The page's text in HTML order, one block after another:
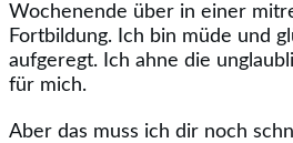
Wochenende über in einer
Fortbildung. Ich bin müde und
aufgeregt. Ich ahne die
für mich.
Aber das muss ich dir noch